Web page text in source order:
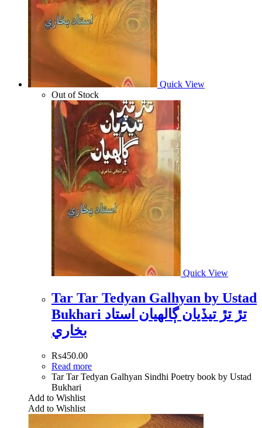
Quick View
Out of Stock
Quick View
Tar Tar Tedyan Galhyan by Ustad
Bukhari تڙ تڙ تيڏيان ڳالھيان استاد
بخاري
₨450.00
Read more
Tar Tar Tedyan Galhyan Sindhi Poetry book by Ustad
Bukhari
Add to Wishlist
Add to Wishlist